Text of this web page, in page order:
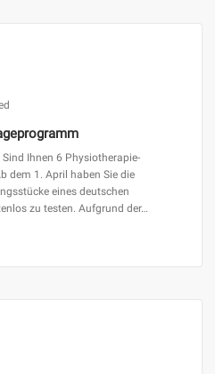
Ihnen 6 Physiotherapie-
dem 1. April haben Sie die
eines deutschen
zu testen. Aufgrund der…